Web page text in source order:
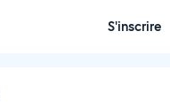
S'inscrire